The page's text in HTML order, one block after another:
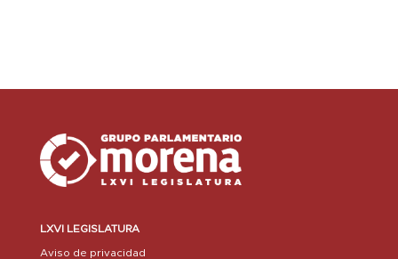
LXVI LEGISLATURA
Aviso de privacidad